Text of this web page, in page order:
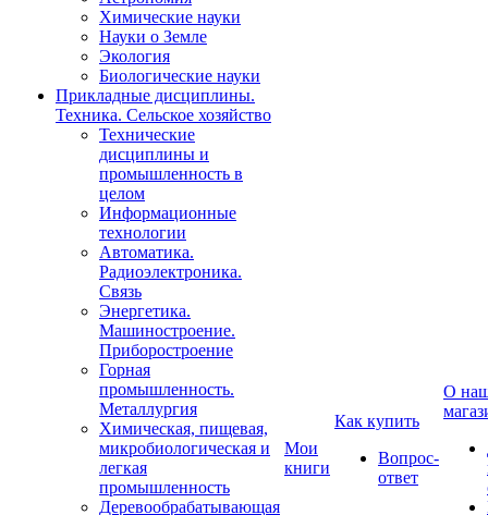
Химические науки
Науки о Земле
Экология
Биологические науки
Прикладные дисциплины.
Техника. Сельское хозяйство
Технические
дисциплины и
промышленность в
целом
Информационные
технологии
Автоматика.
Радиоэлектроника.
Связь
Энергетика.
Машиностроение.
Приборостроение
Горная
промышленность.
Металлургия
Химическая, пищевая,
микробиологическая и
легкая
промышленность
Деревообрабатывающая
Мои
книги
Как купить
Вопрос-
ответ
О